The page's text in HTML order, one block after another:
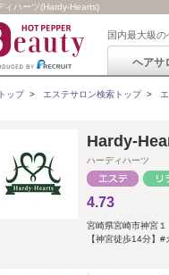
ィハーツ(Hardy-Hearts)
国内最大級
ヘアサ
ップ> エステサロン検索トップ>
Hardy-
ハーディハーツ
4.73
宮崎県宮崎市神宮１
【神宮徒歩14分】